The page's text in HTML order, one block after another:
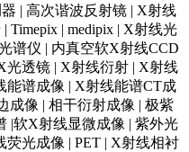
| 高次谐波反射镜 | X射线
Timepix | medipix | X射线光
谱仪 | 内真空软X射线CCD
光透镜 | X射线衍射 | X射线
能谱成像 | X射线能谱CT成
成像 | 相干衍射成像 | 极紫
|软X射线显微成像 | 紫外光
光成像 | PET | X射线相衬